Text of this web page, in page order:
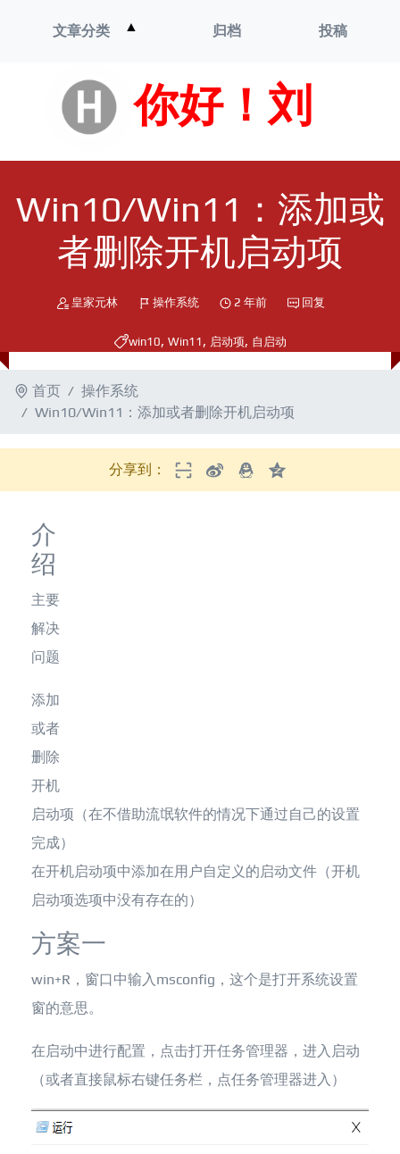
你好！刘
文章分类 ▲
单
归档 投稿
Win10/Win11：添加或
者删除开机启动项
皇家元林 操作系统 2 年前 回复
win10, Win11 , 启动项, 自启动
首页
操作系统
Win10/Win11：添加或者删除开机启动项
分享到：
介
绍
主要
解决
问题
添加
或者
删除
开机
启动项（在不借助流氓软件的情况下通过自己的设置
完成）
在开机启动项中添加在用户自定义的启动文件（开机
启动项选项中没有存在的）
方案一
win+R，窗口中输入msconfig，这个是打开系统设置
窗的意思。
在启动中进行配置，点击打开任务管理器，进入启动
（或者直接鼠标右键任务栏，点任务管理器进入）